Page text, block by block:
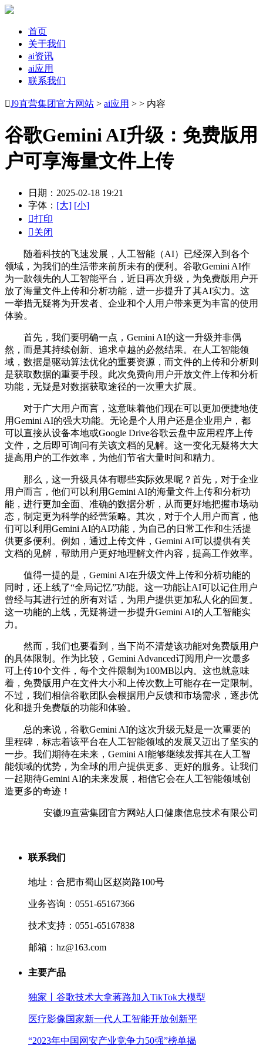
首页
关于我们
ai资讯
ai应用
联系我们
J9直营集团官方网站 > ai应用 > > 内容
谷歌Gemini AI升级：免费版用
户可享海量文件上传
日期：2025-02-18 19:21
字体： [大] [小]
打印
关闭
随着科技的飞速发展，人工智能（AI）已经深入到各个
领域，为我们的生活带来前所未有的便利。谷歌Gemini AI作
为一款领先的人工智能平台，近日再次升级，为免费版用户开
放了海量文件上传和分析功能，进一步提升了其AI实力。这
一举措无疑将为开发者、企业和个人用户带来更为丰富的使用
体验。
首先，我们要明确一点，Gemini AI的这一升级并非偶
然，而是其持续创新、追求卓越的必然结果。在人工智能领
域，数据是驱动算法优化的重要资源，而文件的上传和分析则
是获取数据的重要手段。此次免费向用户开放文件上传和分析
功能，无疑是对数据获取途径的一次重大扩展。
对于广大用户而言，这意味着他们现在可以更加便捷地使
用Gemini AI的强大功能。无论是个人用户还是企业用户，都
可以直接从设备本地或Google Drive谷歌云盘中应用程序上传
文件，之后即可询问有关该文档的见解。这一变化无疑将大大
提高用户的工作效率，为他们节省大量时间和精力。
那么，这一升级具体有哪些实际效果呢？首先，对于企业
用户而言，他们可以利用Gemini AI的海量文件上传和分析功
能，进行更加全面、准确的数据分析，从而更好地把握市场动
态，制定更为科学的经营策略。其次，对于个人用户而言，他
们可以利用Gemini AI的AI功能，为自己的日常工作和生活提
供更多便利。例如，通过上传文件，Gemini AI可以提供有关
文档的见解，帮助用户更好地理解文件内容，提高工作效率。
值得一提的是，Gemini AI在升级文件上传和分析功能的
同时，还上线了“全局记忆”功能。这一功能让AI可以记住用户
曾经与其进行过的所有对话，为用户提供更加私人化的回复。
这一功能的上线，无疑将进一步提升Gemini AI的人工智能实
力。
然而，我们也要看到，当下尚不清楚该功能对免费版用户
的具体限制。作为比较，Gemini Advanced订阅用户一次最多
可上传10个文件，每个文件限制为100MB以内。这也就意味
着，免费版用户在文件大小和上传次数上可能存在一定限制。
不过，我们相信谷歌团队会根据用户反馈和市场需求，逐步优
化和提升免费版的功能和体验。
总的来说，谷歌Gemini AI的这次升级无疑是一次重要的
里程碑，标志着该平台在人工智能领域的发展又迈出了坚实的
一步。我们期待在未来，Gemini AI能够继续发挥其在人工智
能领域的优势，为全球的用户提供更多、更好的服务。让我们
一起期待Gemini AI的未来发展，相信它会在人工智能领域创
造更多的奇迹！
安徽J9直营集团官方网站人口健康信息技术有限公司
联系我们
地址：合肥市蜀山区赵岗路100号
业务咨询：0551-65167366
技术支持：0551-65167838
邮箱：hz@163.com
主要产品
独家丨谷歌技术大拿蒋路加入TikTok大模型
医疗影像国家新一代人工智能开放创新平
“2023年中国网安产业竞争力50强”榜单揭